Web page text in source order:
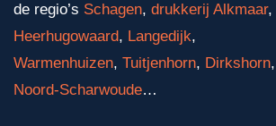
de regio’s Schagen, drukkerij Alkmaar,
Heerhugowaard, Langedijk,
Warmenhuizen, Tuitjenhorn, Dirkshorn,
Noord-Scharwoude…